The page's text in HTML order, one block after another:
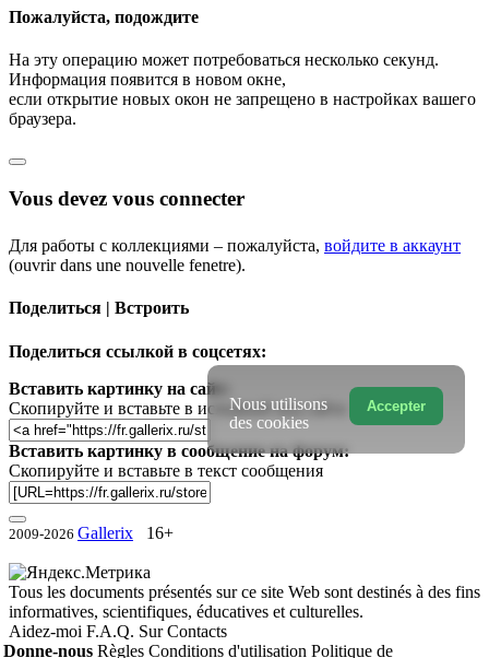
Пожалуйста, подождите
На эту операцию может потребоваться несколько секунд.
Информация появится в новом окне,
если открытие новых окон не запрещено в настройках вашего
браузера.
Vous devez vous connecter
Для работы с коллекциями – пожалуйста, войдите в аккаунт
(ouvrir dans une nouvelle fenetre).
Поделиться | Встроить
Поделиться ссылкой в соцсетях:
Вставить картинку на сайт:
Скопируйте и вставьте в исходный код сайта
Вставить картинку в сообщение на форум:
Скопируйте и вставьте в текст сообщения
2009-2026 Gallerix 16+
Tous les documents présentés sur ce site Web sont destinés à des fins
informatives, scientifiques, éducatives et culturelles.
Aidez-moi F.A.Q. SurContacts
Donne-nous Règles Conditions d'utilisation Politique de
Accepter
Nous utilisons
des cookies